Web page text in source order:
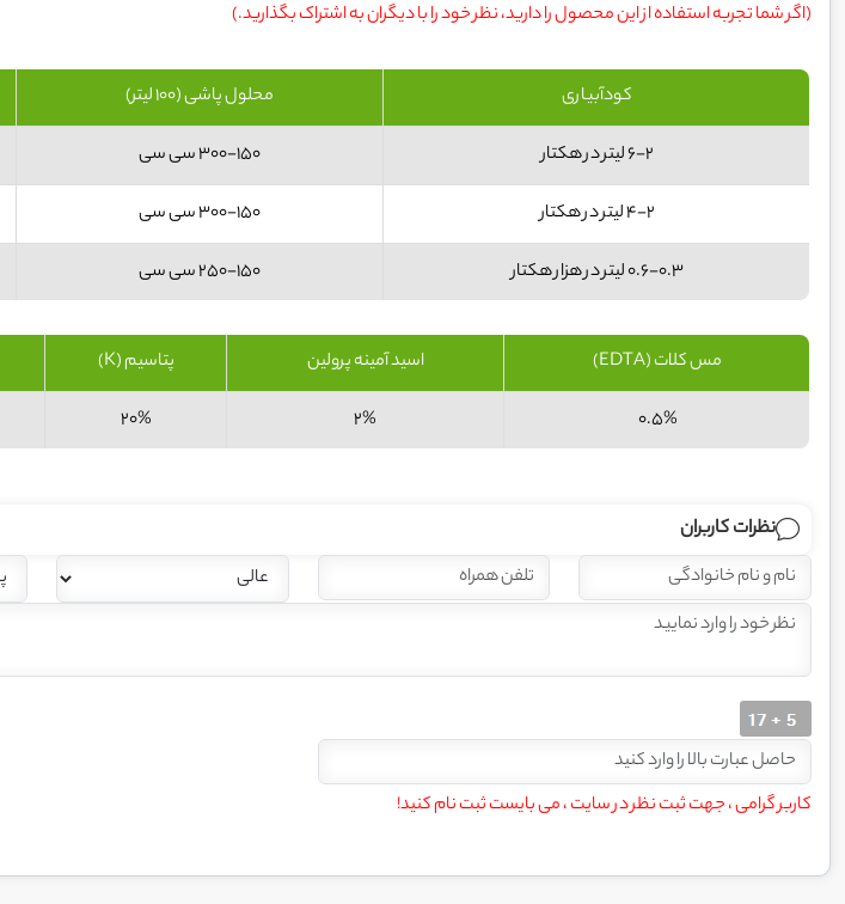
(اگر شما تجربه استفاده از این محصول را دارید، نظر خود را با دیگران به اشتراک بگذارید.)
محلول پاشی (100 لیتر) کودآبیاری
300-150 سی سی 6-2 لیتر در هکتار
300-150 سی سی 4-2 لیتر در هکتار
250-150 سی سی 0.6-0.3 لیتر در هزار هکتار
پتاسیم (K) اسید آمینه پرولین مس کلات (EDTA)
20% 2% 0.5%
نظرات کاربران
کاربر گرامی ، جهت ثبت نظر در سایت ، می بایست ثبت نام کنید!